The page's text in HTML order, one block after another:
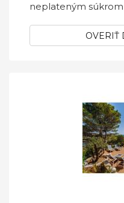
neplateným
OVERIŤ